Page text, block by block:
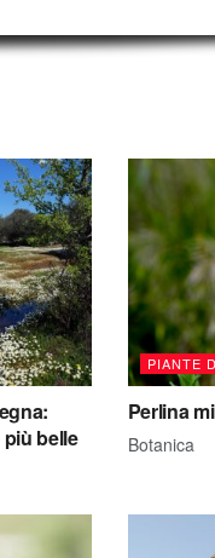
belle
PIANTE
Perlina
Botanica